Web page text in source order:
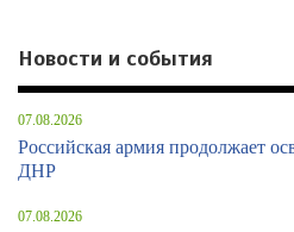
Новости и события
07.08.2026
Российская армия продолжает
ДНР
07.08.2026